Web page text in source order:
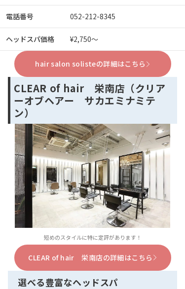
電話番号 052-212-8345
ヘッドスパ価格 ¥2,750～
hair salon solisteの詳細はこちら
CLEAR of hair 栄南店（クリア
ーオブヘアー サカエミナミテ
ン）
短めのスタイルに特に定評があります！
CLEAR of hair 栄南店の詳細はこちら
選べる豊富なヘッドスパ